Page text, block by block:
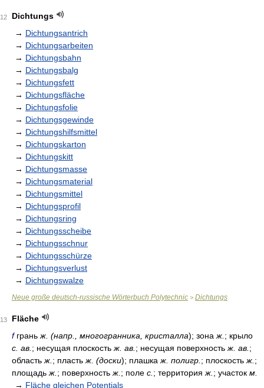
12
Dichtungs
→ Dichtungsantrich
→ Dichtungsarbeiten
→ Dichtungsbahn
→ Dichtungsbalg
→ Dichtungsfett
→ Dichtungsfläche
→ Dichtungsfolie
→ Dichtungsgewinde
→ Dichtungshilfsmittel
→ Dichtungskarton
→ Dichtungskitt
→ Dichtungsmasse
→ Dichtungsmaterial
→ Dichtungsmittel
→ Dichtungsprofil
→ Dichtungsring
→ Dichtungsscheibe
→ Dichtungsschnur
→ Dichtungsschürze
→ Dichtungsverlust
→ Dichtungswalze
Neue große deutsch-russische Wörterbuch Polytechnic > Dichtungs
13
Fläche
fгрань ж. (напр., многогранника, кристалла); зона ж. ; крыло
с. ав. ; несущая плоскость ж. ав. ; несущая поверхность ж. ав. ;
область ж. ; пласть ж. (доски); плашка ж. полигр. ; плоскость ж. ;
площадь ж. ; поверхность ж. ; поле с. ; территория ж. ; участок м.
→ Fläche gleichen Potentials